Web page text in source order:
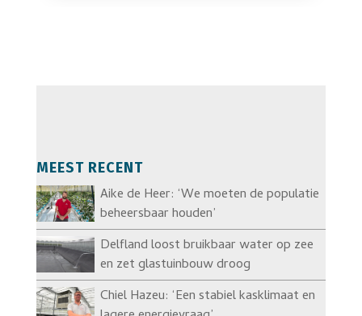
MEEST RECENT
Aike de Heer: ‘We moeten de populatie
beheersbaar houden’
Delfland loost bruikbaar water op zee
en zet glastuinbouw droog
Chiel Hazeu: ‘Een stabiel kasklimaat en